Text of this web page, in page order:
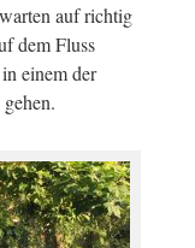
auf richtig
dem Fluss
einem der